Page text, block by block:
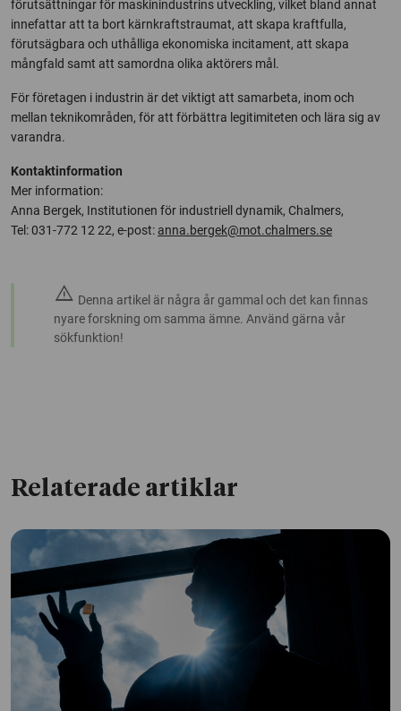
förutsättningar för maskinindustrins utveckling, vilket bland annat
innefattar att ta bort kärnkraftstraumat, att skapa kraftfulla,
förutsägbara och uthålliga ekonomiska incitament, att skapa
mångfald samt att samordna olika aktörers mål.
För företagen i industrin är det viktigt att samarbeta, inom och
mellan teknikområden, för att förbättra legitimiteten och lära sig av
varandra.
Kontaktinformation
Mer information:
Anna Bergek, Institutionen för industriell dynamik, Chalmers,
Tel: 031-772 12 22, e-post:anna.bergek@mot.chalmers.se
warning Denna artikel är några år gammal och det kan finnas
nyare forskning om samma ämne. Använd gärna vår
sökfunktion!
Relaterade artiklar